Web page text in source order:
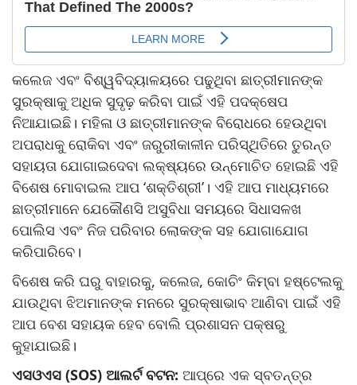
କଲେଜ ଏବଂ ବିଶ୍ୱବିଦ୍ୟାଳୟରେ ପଢୁଥିବା ଛାତ୍ରୀମାନଙ୍କ
ସୁରକ୍ଷାକୁ ଅଧିକ ସୁଦୃଢ଼ କରିବା ପାଇଁ ଏହି ପଦକ୍ଷେପ
ନିଆଯାଇଛି। ମହିଳା ଓ ଛାତ୍ରୀମାନଙ୍କ ବିରୋଧରେ ହେଉଥିବା
ଅପରାଧକୁ ରୋକିବା ଏବଂ ଜରୁରୀକାଳୀନ ପରିସ୍ଥିତିରେ ତୁରନ୍ତ
ସହାୟତା ଯୋଗାଇଦେବା ଲକ୍ଷ୍ୟରେ ଉନ୍ମୋଚିତ ହୋଇଛି ଏହି
ବିଶେଷ ମୋବାଇଲ ଆପ ‘ଶକ୍ତିଶ୍ରୀ’। ଏହି ଆପ ମାଧ୍ୟମରେ
ଛାତ୍ରୀମାନେ ଯେକୌଣସି ଅସୁବିଧା ସମୟରେ ସିଧାସଳଖ
ପୋଲିସ ଏବଂ ନିଜ ପରିବାର ଲୋକଙ୍କ ସହ ଯୋଗାଯୋଗ
କରିପାରିବେ।
ବିଶେଷ କରି ଘରୁ ବାହାରକୁ, କଲେଜ, କୋଚିଂ କିମ୍ବା ହଷ୍ଟେଲକୁ
ଯାଉଥିବା ଝିଅମାନଙ୍କ ମନରେ ସୁରକ୍ଷାଭାବ ଆଣିବା ପାଇଁ ଏହି
ଆପ ବେଶ ସହାୟକ ହେବ ବୋଲି ପ୍ରଶାସନ ପକ୍ଷରୁ
କୁହାଯାଇଛି।
ଏସଓଏସ (SOS) ଆଲର୍ଟ ବଟନ: ଆପ୍‌ରେ ଏକ ସ୍ବତନ୍ତ୍ର